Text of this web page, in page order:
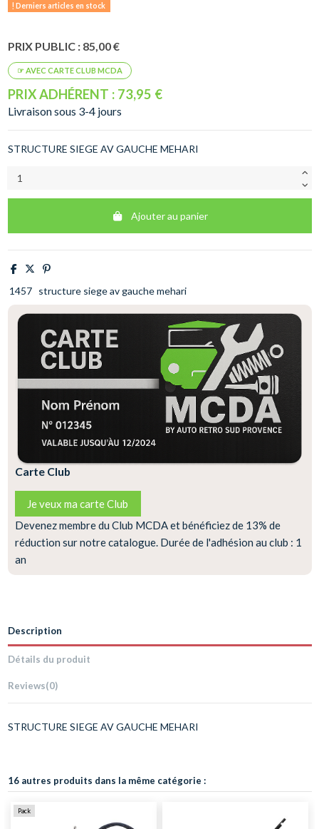
Derniers articles en stock
PRIX PUBLIC : 85,00 €
PRIX ADHÉRENT : 73,95 €
Livraison sous 3-4 jours
STRUCTURE SIEGE AV GAUCHE MEHARI
Ajouter au panier
1457 structure siege av gauche mehari
Carte Club
Je veux ma carte Club
Devenez membre du Club MCDA et bénéficiez de 13% de
réduction sur notre catalogue. Durée de l'adhésion au club : 1
an
Description
Détails du produit
Reviews(0)
STRUCTURE SIEGE AV GAUCHE MEHARI
16 autres produits dans la même catégorie :
Pack